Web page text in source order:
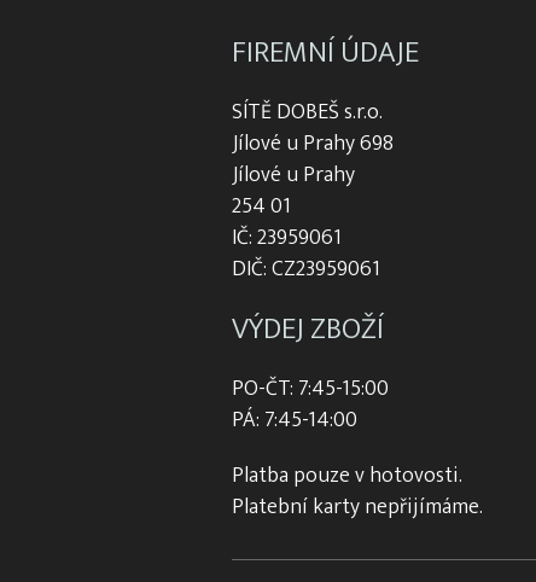
FIREMNÍ ÚDAJE
SÍTĚ DOBEŠ s.r.o.
Jílové u Prahy 698
Jílové u Prahy
254 01
IČ: 23959061
DIČ: CZ23959061
VÝDEJ ZBOŽÍ
PO-ČT: 7:45-15:00
PÁ: 7:45-14:00
Platba pouze v hotovosti.
Platební karty nepřijímáme.